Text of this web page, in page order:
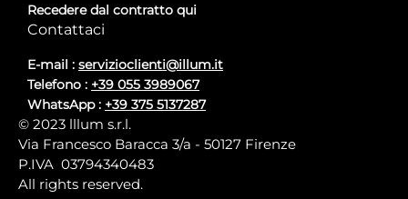
Recedere dal contratto qui
Contattaci
E-mail : servizioclienti@illum.it
Telefono : +39 055 3989067
WhatsApp : +39 375 5137287
© 2023 lllum s.r.l.
Via Francesco Baracca 3/a - 50127 Firenze
P.IVA 03794340483
All rights reserved.